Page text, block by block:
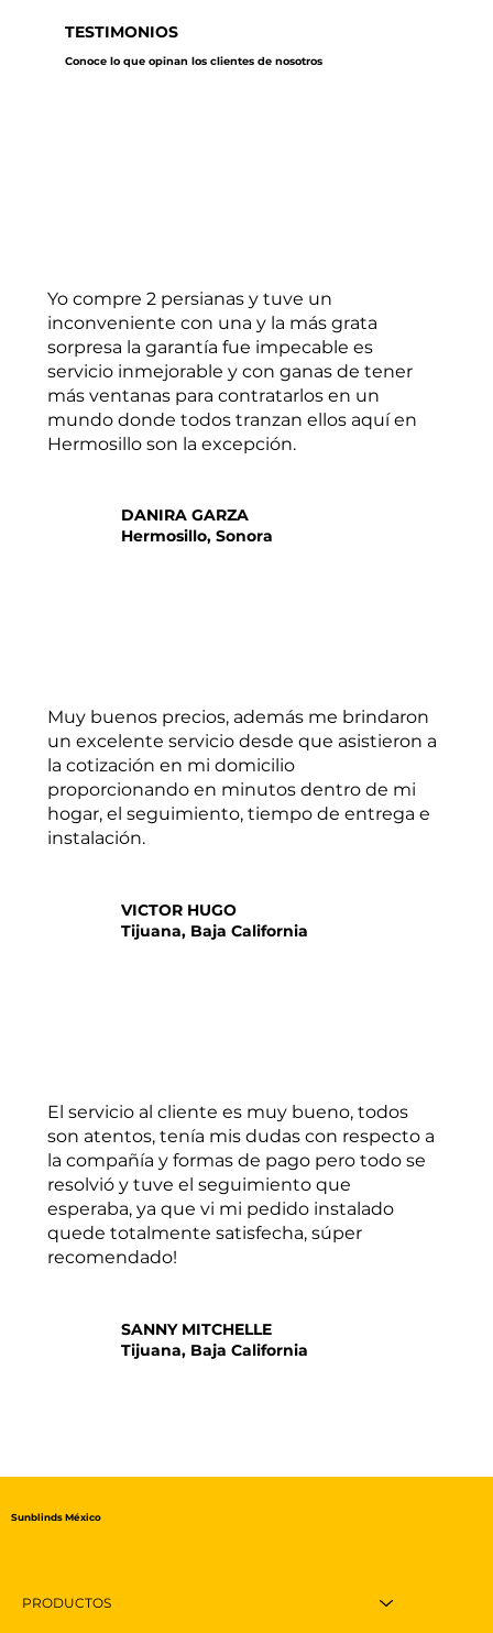
TESTIMONIOS
Conoce lo que opinan los clientes de nosotros
Yo compre 2 persianas y tuve un
inconveniente con una y la más grata
sorpresa la garantía fue impecable es
servicio inmejorable y con ganas de tener
más ventanas para contratarlos en un
mundo donde todos tranzan ellos aquí en
Hermosillo son la excepción.
DANIRA GARZA
Hermosillo, Sonora
Muy buenos precios, además me brindaron
un excelente servicio desde que asistieron a
la cotización en mi domicilio
proporcionando en minutos dentro de mi
hogar, el seguimiento, tiempo de entrega e
instalación.
VICTOR HUGO
Tijuana, Baja California
El servicio al cliente es muy bueno, todos
son atentos, tenía mis dudas con respecto a
la compañía y formas de pago pero todo se
resolvió y tuve el seguimiento que
esperaba, ya que vi mi pedido instalado
quede totalmente satisfecha, súper
recomendado!
SANNY MITCHELLE
Tijuana, Baja California
PRODUCTOS
Sunblinds México